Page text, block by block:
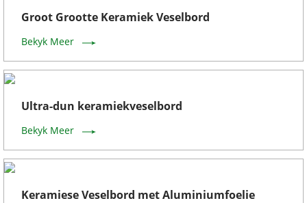
Groot Grootte Keramiek Veselbord
Bekyk Meer
Ultra-dun keramiekveselbord
Bekyk Meer
Keramiese Veselbord met Aluminiumfoelie